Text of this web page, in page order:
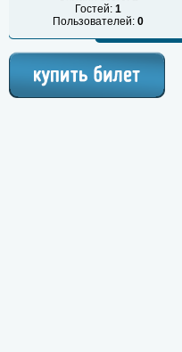
Гостей: 1
Пользователей: 0